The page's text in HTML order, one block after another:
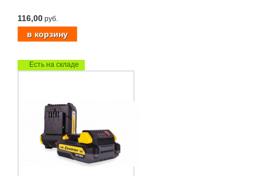
116,00 руб.
Есть на складе